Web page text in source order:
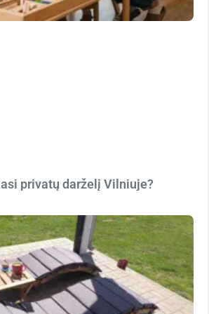
privatų darželį Vilniuje?